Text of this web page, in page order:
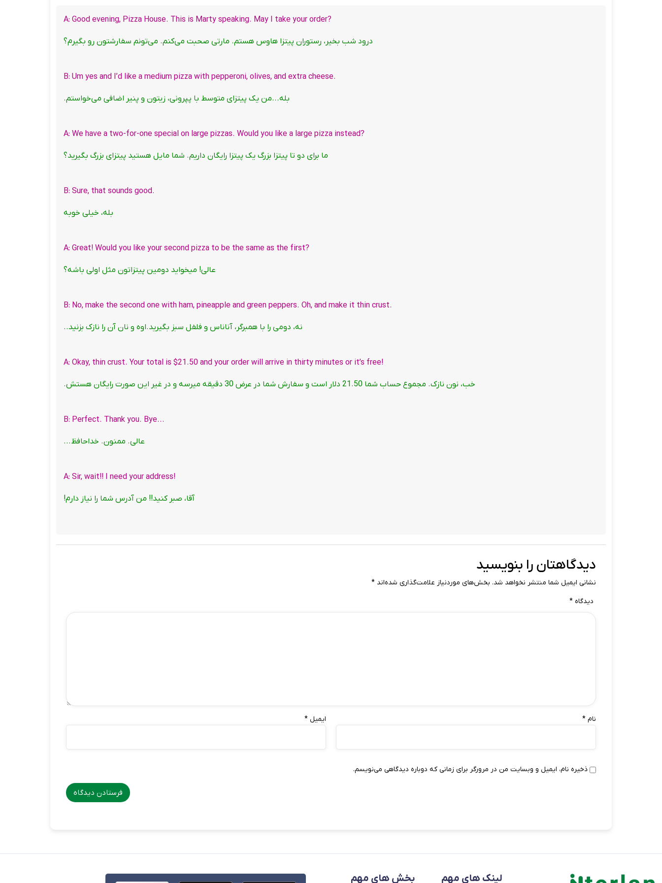
?A: Good evening, Pizza House. This is Marty speaking. May I take your order
درود شب بخیر، رستوران پیتزا هاوس هستم. مارتی صحبت می‌کنم. می‌تونم سفارشتون رو بگیرم؟
.B: Um yes and I’d like a medium pizza with pepperoni, olives, and extra cheese
بله...من یک پیتزای متوسط با پپرونی، زیتون و پنیر اضافی می‌خواستم.
?A: We have a two-for-one special on large pizzas. Would you like a large pizza instead
ما برای دو تا پیتزا بزرگ یک پیتزا رایگان داریم. شما مایل هستید پیتزای بزرگ بگیرید؟
.B: Sure, that sounds good
بله، خیلی خوبه
?A: Great! Would you like your second pizza to be the same as the first
عالی! میخواید دومین پیتزاتون مثل اولی باشه؟
.B: No, make the second one with ham, pineapple and green peppers. Oh, and make it thin crust
نه، دومی را با همبرگر، آناناس و فلفل سبز بگیرید.اوه و نان آن را نازک بزنید..
!A: Okay, thin crust. Your total is $21.50 and your order will arrive in thirty minutes or it’s free
خب، نون نازک. مجموع حساب شما 21.50 دلار است و سفارش شما در عرض 30 دقیقه میرسه و در غیر این صورت رایگان هستش.
...B: Perfect. Thank you. Bye
عالی. ممنون. خداحافظ...
!A: Sir, wait!! I need your address
آقا، صبر کنید!! من آدرس شما را نیاز دارم!
دیدگاهتان را بنویسید
نشانی ایمیل شما منتشر نخواهد شد. بخش‌های موردنیاز علامت‌گذاری شده‌اند *
دیدگاه *
نام * ایمیل *
ذخیره نام، ایمیل و وبسایت من در مرورگر برای زمانی که دوباره دیدگاهی می‌نویسم.
لینک های مهم بخش های مهم